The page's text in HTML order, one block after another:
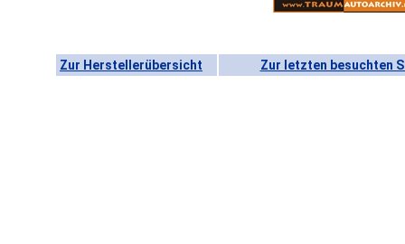
Zur Herstellerübersicht Zur letzten besuchten